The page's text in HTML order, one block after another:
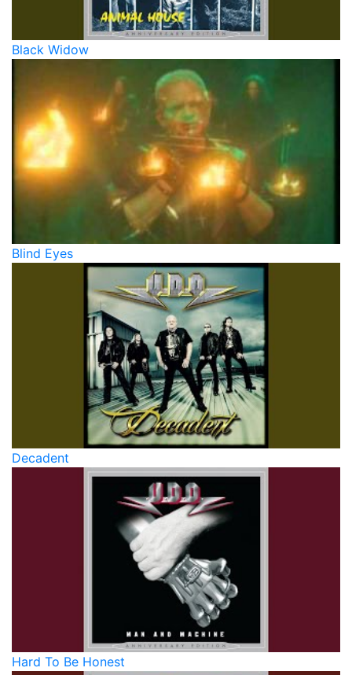
Black Widow
Blind Eyes
Decadent
Hard To Be Honest